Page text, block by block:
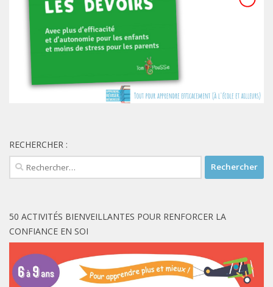
RECHERCHER :
Rechercher :
50 ACTIVITÉS BIENVEILLANTES POUR RENFORCER LA
CONFIANCE EN SOI